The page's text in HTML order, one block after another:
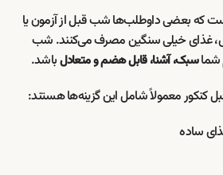
که بعضی داوطلب‌ها شب قبل از آزمون یا
غذای خیلی سنگین مصرف می‌کنند. شب
شماسبک، آشنا، قابل هضم و متعادلباشد.
معمولاً شامل این گزینه‌ها هستند:
ساده